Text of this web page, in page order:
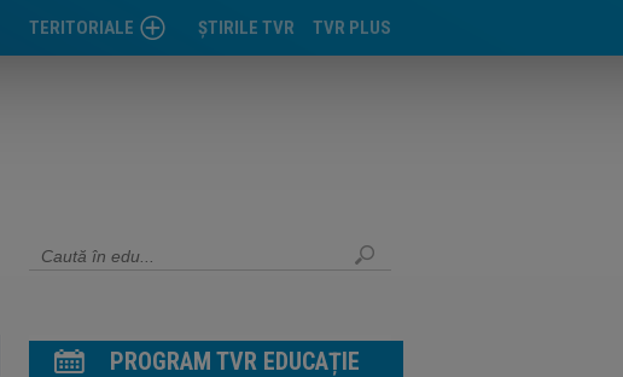
TVR PLUS
ŞTIRILE TVR
TERITORIALE
TÂRGU-MUREŞ
PROGRAM TVR EDUCAȚIE